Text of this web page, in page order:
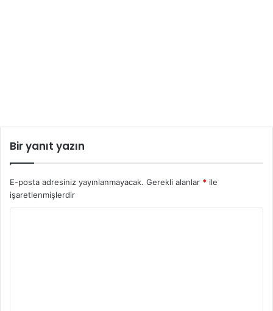
Bir yanıt yazın
E-posta adresiniz yayınlanmayacak. Gerekli alanlar * ile
işaretlenmişlerdir